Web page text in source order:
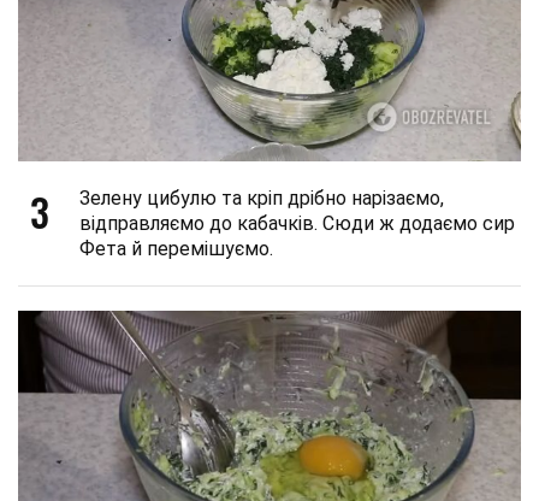
3
Зелену цибулю та кріп дрібно нарізаємо,
відправляємо до кабачків. Сюди ж додаємо сир
Фета й перемішуємо.